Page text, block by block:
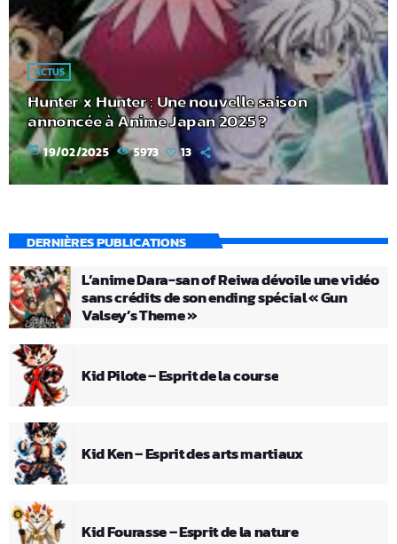
ACTUS
Hunter x Hunter : Une nouvelle saison
annoncée à Anime Japan 2025 ?
today 19/02/2025 5973 13
DERNIÈRES PUBLICATIONS
L’anime Dara-san of Reiwa dévoile une vidéo
sans crédits de son ending spécial « Gun
Valsey’s Theme »
Kid Pilote – Esprit de la course
Kid Ken – Esprit des arts martiaux
Kid Fourasse – Esprit de la nature